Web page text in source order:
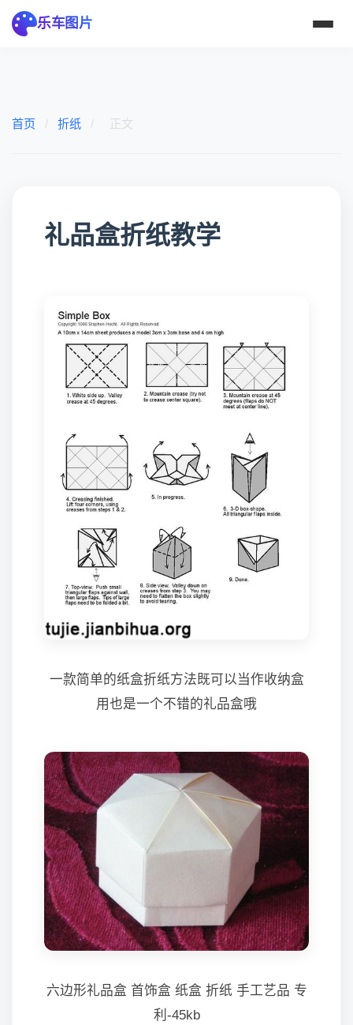
乐车图片
首页 / 折纸 / 正文
礼品盒折纸教学
一款简单的纸盒折纸方法既可以当作收纳盒
用也是一个不错的礼品盒哦
六边形礼品盒 首饰盒 纸盒 折纸 手工艺品 专
利-45kb